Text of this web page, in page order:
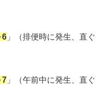
6 」（排便時に発生、直ぐ
7 」（午前中に発生、直ぐ